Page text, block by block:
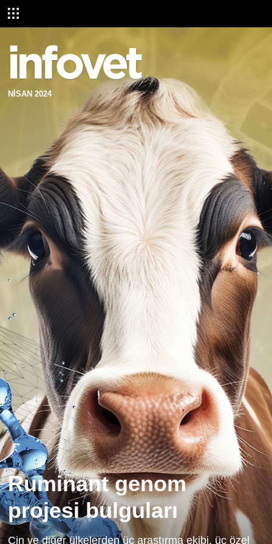
NİSAN 2024
Ruminant genom
projesi bulguları
Çin ve diğer ülkelerden üç araştırma ekibi, üç özel